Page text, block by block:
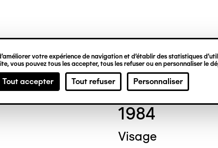
votre expérience de navigation et d’établir des statistiques
vous pouvez tous les accepter, tous les refuser ou en personnaliser le
Tout accepter Tout refuser Personnaliser
Cecilie
1984
Visage